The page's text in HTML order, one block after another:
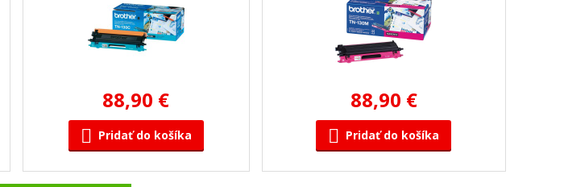
88,90 €
Pridať do košíka
88,90 €
Pridať do košíka